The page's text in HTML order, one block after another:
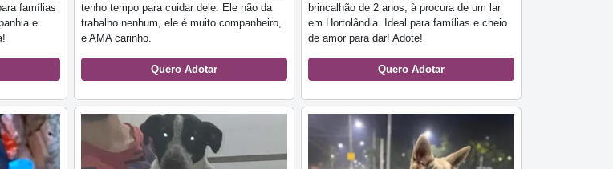
famílias
e
tenho tempo para cuidar dele. Ele não da
trabalho nenhum, ele é muito companheiro,
e AMA carinho.
Quero Adotar
brincalhão de 2 anos, à procura de um lar
em Hortolândia. Ideal para famílias e cheio
de amor para dar! Adote!
Quero Adotar